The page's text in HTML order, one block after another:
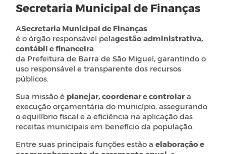
Secretaria Municipal de Finanças
ASecretaria Municipal de Finanças
é o órgão responsável pelagestão administrativa,
contábil e financeira
da Prefeitura de Barra de São Miguel, garantindo o
uso responsável e transparente dos recursos
públicos.
Sua missão é planejar, coordenar e controlara
execução orçamentária do município, assegurando
o equilíbrio fiscal e a eficiência na aplicação das
receitas municipais em benefício da população.
Entre suas principais funções estão a elaboração e